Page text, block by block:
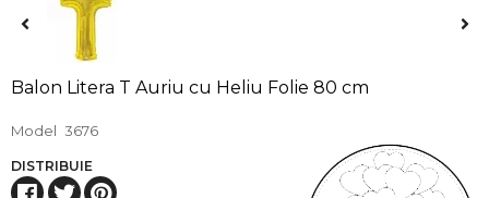
Balon Litera T Auriu cu Heliu Folie 80 cm
Model 3676
DISTRIBUIE